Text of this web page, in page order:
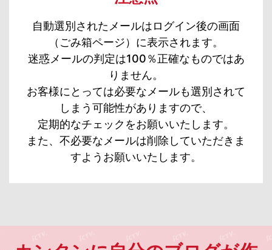
自動選別されたメールはログイン後の画面
（ごみ箱ページ）に表示されます。
迷惑メールの判定は100％正確なものではあ
りません。
お客様にとっては必要なメールも選別されて
しまう可能性がありますので、
定期的なチェックをお願いいたします。
また、不必要なメールは削除していただきま
すようお願いいたします。